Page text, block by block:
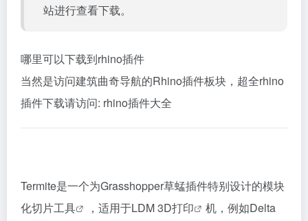
站进行查看下载。
哪里可以下载到rhino插件
当然是访问建筑曲奇导航的Rhino插件板块，超全rhino
插件下载请访问: rhino插件大全
Termite是一个为Grasshopper草蜢插件特别设计的模块
化切片工具 ，适用于LDM3D打印
机，例如Delta